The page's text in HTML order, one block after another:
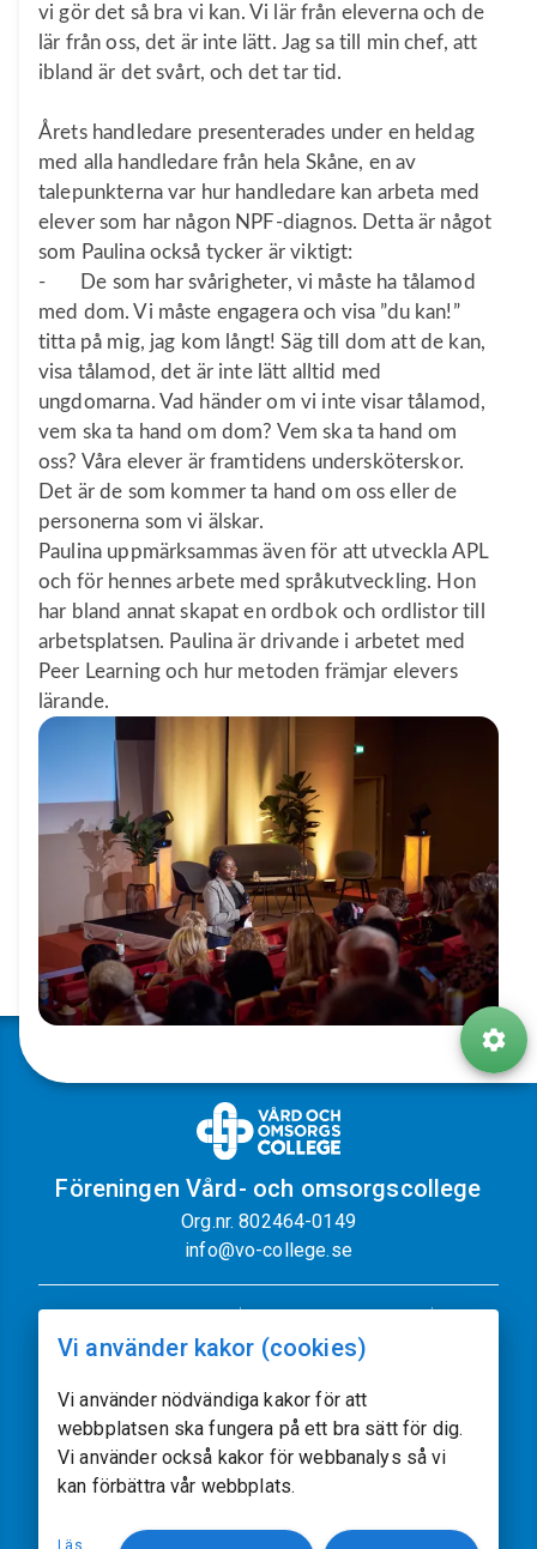
vi gör det så bra vi kan. Vi lär från eleverna och de
lär från oss, det är inte lätt. Jag sa till min chef, att
ibland är det svårt, och det tar tid.
Årets handledare presenterades under en heldag
med alla handledare från hela Skåne, en av
talepunkterna var hur handledare kan arbeta med
elever som har någon NPF-diagnos. Detta är något
som Paulina också tycker är viktigt:
- De som har svårigheter, vi måste ha tålamod
med dom. Vi måste engagera och visa ”du kan!”
titta på mig, jag kom långt! Säg till dom att de kan,
visa tålamod, det är inte lätt alltid med
ungdomarna. Vad händer om vi inte visar tålamod,
vem ska ta hand om dom? Vem ska ta hand om
oss? Våra elever är framtidens undersköterskor.
Det är de som kommer ta hand om oss eller de
personerna som vi älskar.
Paulina uppmärksammas även för att utveckla APL
och för hennes arbete med språkutveckling. Hon
har bland annat skapat en ordbok och ordlistor till
arbetsplatsen. Paulina är drivande i arbetet med
Peer Learning och hur metoden främjar elevers
lärande.
Föreningen Vård- och omsorgscollege
Org.nr. 802464-0149
info@vo-college.se
Sajtkarta
Följ oss
Vi använder kakor (cookies)
Vi använder nödvändiga kakor för att
webbplatsen ska fungera på ett bra sätt för dig.
Vi använder också kakor för webbanalys så vi
kan förbättra vår webbplats.
Läs